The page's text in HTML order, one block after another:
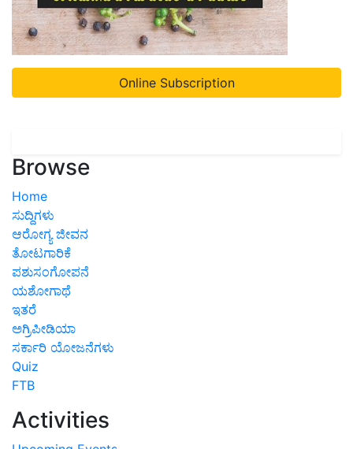
Online Subscription
Browse
Home
ಸುದ್ದಿಗಳು
ಆರೋಗ್ಯ ಜೀವನ
ತೋಟಗಾರಿಕೆ
ಪಶುಸಂಗೋಪನೆ
ಯಶೋಗಾಥೆ
ಇತರೆ
ಅಗ್ರಿಪೀಡಿಯಾ
ಸರ್ಕಾರಿ ಯೋಜನೆಗಳು
Quiz
FTB
Activities